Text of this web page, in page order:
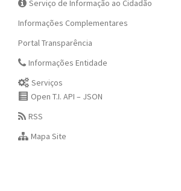
Serviço de Informação ao Cidadão
Informações Complementares
Portal Transparência
Informações Entidade
Serviços
Open T.I. API – JSON
RSS
Mapa Site